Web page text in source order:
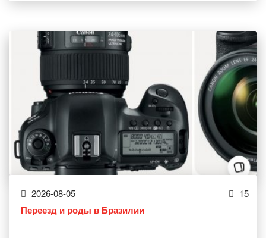
2026-08-05 15
Переезд и роды в Бразилии